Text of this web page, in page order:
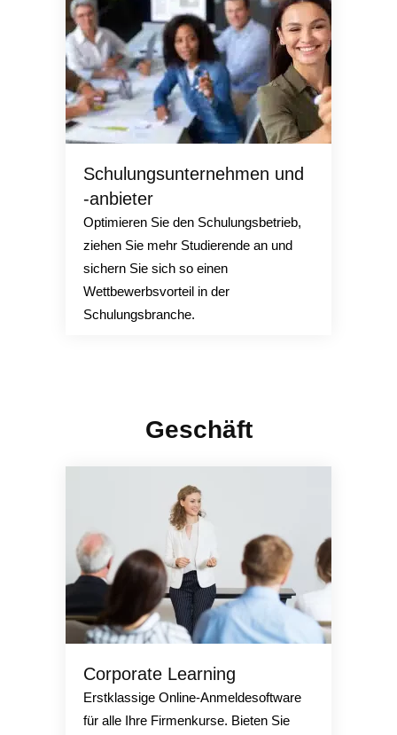
Schulungsunternehmen und
-anbieter
Optimieren Sie den Schulungsbetrieb,
ziehen Sie mehr Studierende an und
sichern Sie sich so einen
Wettbewerbsvorteil in der
Schulungsbranche.
Geschäft
Corporate Learning
Erstklassige Online-Anmeldesoftware
für alle Ihre Firmenkurse. Bieten Sie